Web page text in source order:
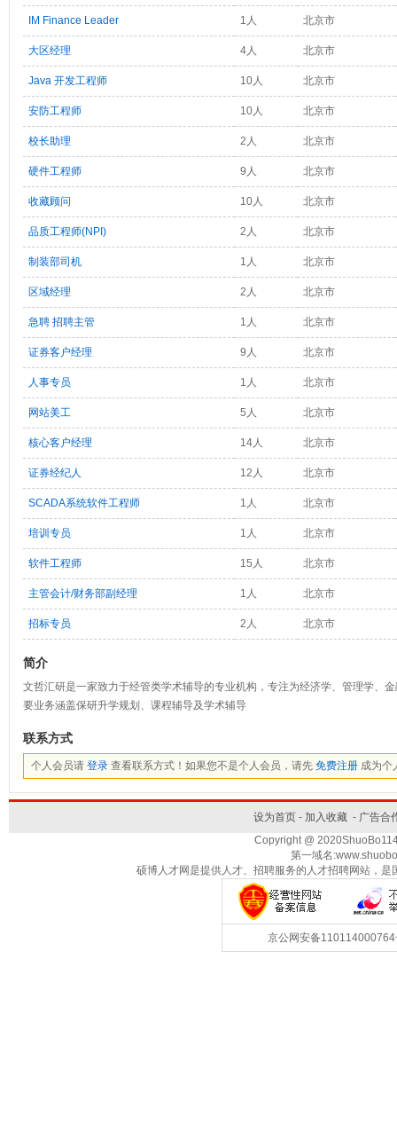
IM Finance Leader 1人 北京市
大区经理 4人 北京市
Java 开发工程师 10人 北京市
安防工程师 10人 北京市
校长助理 2人 北京市
硬件工程师 9人 北京市
收藏顾问 10人 北京市
品质工程师(NPI) 2人 北京市
制装部司机 1人 北京市
区域经理 2人 北京市
急聘 招聘主管 1人 北京市
证券客户经理 9人 北京市
人事专员 1人 北京市
网站美工 5人 北京市
核心客户经理 14人 北京市
证券经纪人 12人 北京市
SCADA系统软件工程师 1人 北京市
培训专员 1人 北京市
软件工程师 15人 北京市
主管会计/财务部副经理 1人 北京市
招标专员 2人 北京市
简介
文哲汇研是一家致力于经管类学术辅导的专业机构，专注为经济学、管理学、
要业务涵盖保研升学规划、课程辅导及学术辅导
联系方式
个人会员请 登录 查看联系方式！如果您不是个人会员，请先 免费注册 成为个
设为首页- 加入收藏- 广告合
Copyright @
第一域名
硕博人才网是提供人才、招聘服务的人才招聘网站，
京公网安备